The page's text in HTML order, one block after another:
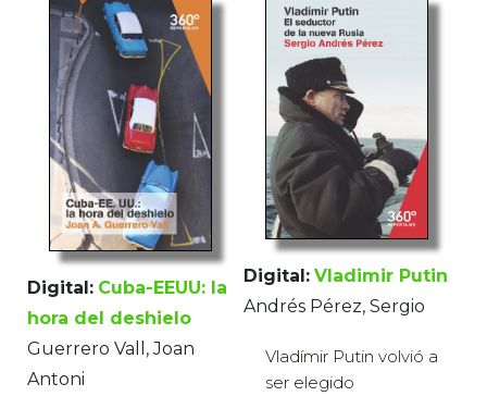
Digital: Cuba-EEUU: la
hora del deshielo
Guerrero Vall, Joan
Antoni
Digital: Vladimir Putin
Andrés Pérez, Sergio
Vladímir Putin volvió a
ser elegido